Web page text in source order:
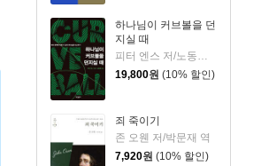
하나님이 커브볼을 던
지실 때
피터 엔스 저/노동래 역
19,800원 (10% 할인)
죄 죽이기
존 오웬 저/박문재 역
7,920원 (10% 할인)